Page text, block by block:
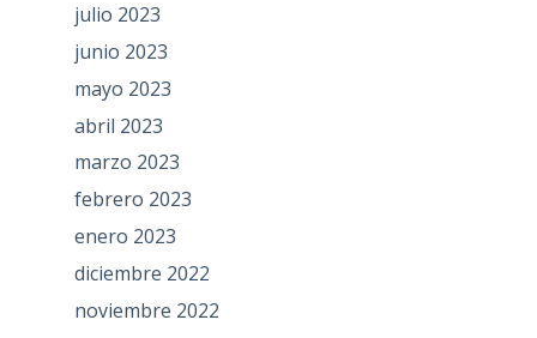
julio 2023
junio 2023
mayo 2023
abril 2023
marzo 2023
febrero 2023
enero 2023
diciembre 2022
noviembre 2022